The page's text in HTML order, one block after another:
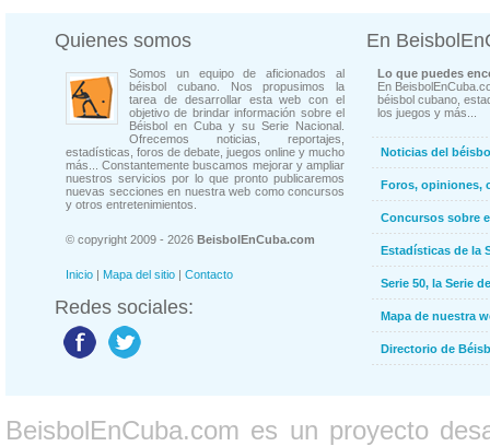
Quienes somos
Somos un equipo de aficionados al
béisbol cubano. Nos propusimos la
tarea de desarrollar esta web con el
objetivo de brindar información sobre el
Béisbol en Cuba y su Serie Nacional.
Ofrecemos noticias, reportajes,
estadísticas, foros de debate, juegos online y mucho
más... Constantemente buscamos mejorar y ampliar
nuestros servicios por lo que pronto publicaremos
nuevas secciones en nuestra web como concursos
y otros entretenimientos.
© copyright 2009 - 2026 BeisbolEnCuba.com
Inicio | Mapa del sitio | Contacto
Redes sociales:
En
Lo que puedes
En
béisbol cubano,
los juegos y más...
Noticias del
Foros, opiniones,
Concursos sobre
Estadísticas de la
Serie 50, la Serie
Mapa de nuestra
Directorio de
BeisbolEnCuba.com es un proyecto